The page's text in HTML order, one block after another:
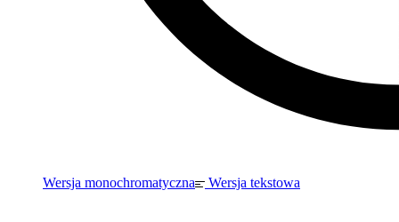
Wersja monochromatyczna Wersja tekstowa